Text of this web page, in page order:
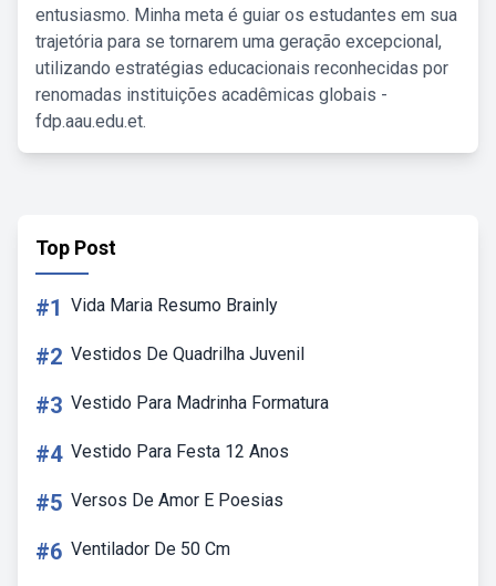
entusiasmo. Minha meta é guiar os estudantes em sua
trajetória para se tornarem uma geração excepcional,
utilizando estratégias educacionais reconhecidas por
renomadas instituições acadêmicas globais -
fdp.aau.edu.et.
Top Post
#1 Vida Maria Resumo Brainly
#2 Vestidos De Quadrilha Juvenil
#3 Vestido Para Madrinha Formatura
#4 Vestido Para Festa 12 Anos
#5 Versos De Amor E Poesias
#6 Ventilador De 50 Cm